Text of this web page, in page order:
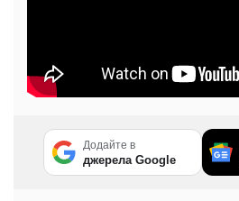
Додайте в
джерела Google